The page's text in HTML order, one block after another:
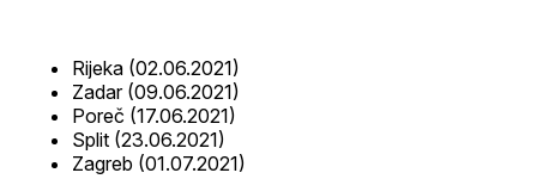
Rijeka (02.06.2021)
Zadar (09.06.2021)
Poreč (17.06.2021)
Split (23.06.2021)
Zagreb (01.07.2021)